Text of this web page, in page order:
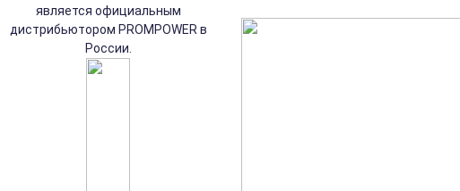
является официальным
дистрибьютором PROMPOWER в
России.